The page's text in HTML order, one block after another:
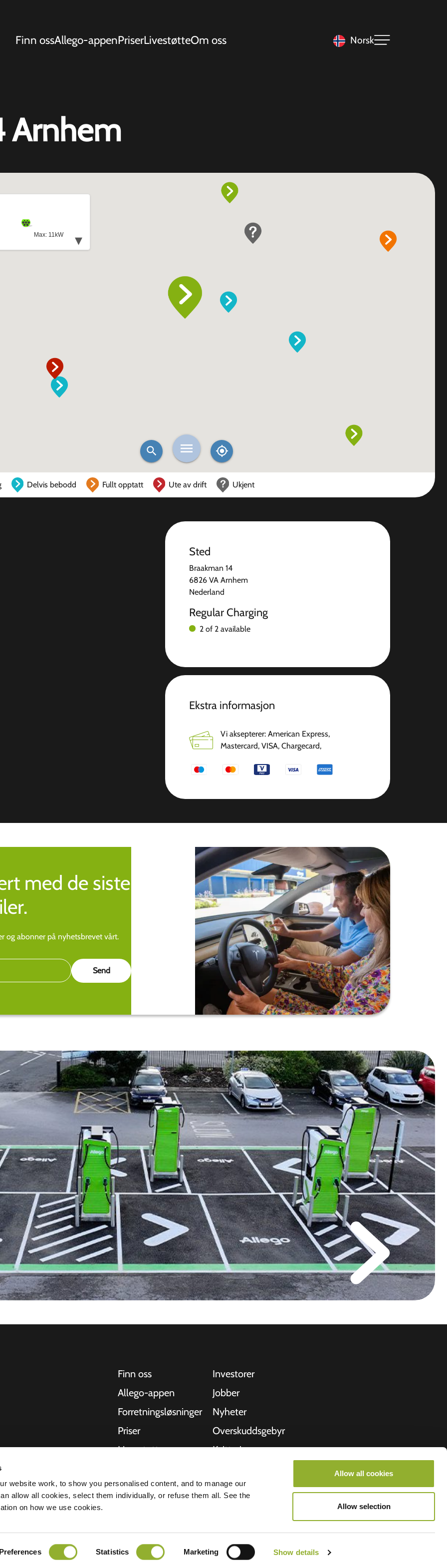
website work, to show you personalised content, and to manage our
allow all cookies, select them individually, or refuse them all. See the
on how we use cookies.
Preferences Statistics Marketing Show details
Allow all cookies
Allow selection
Finn ossAllego-appenPriserLivestøtteOm oss Norsk
Arnhem
Delvis bebodd Fullt opptatt Ute av drift Ukjent
Sted
Braakman 14
6826 VA Arnhem
Nederland
Regular Charging
2 of 2 available
Ekstra informasjon
Vi aksepterer: American Express,
Mastercard, VISA, Chargecard,
med de siste
og abonner på nyhetsbrevet vårt.
busser og
å levere den
til
Finn oss
Allego-appen
Forretningsløsninger
Priser
Live-støtte
-leverandører
Investorer
Jobber
Nyheter
Overskuddsgebyr
Kvittering
Stroometiket
Alle rettigheter forbeholdt © 2026 - Allego BV
Ansvarsfraskrivelse